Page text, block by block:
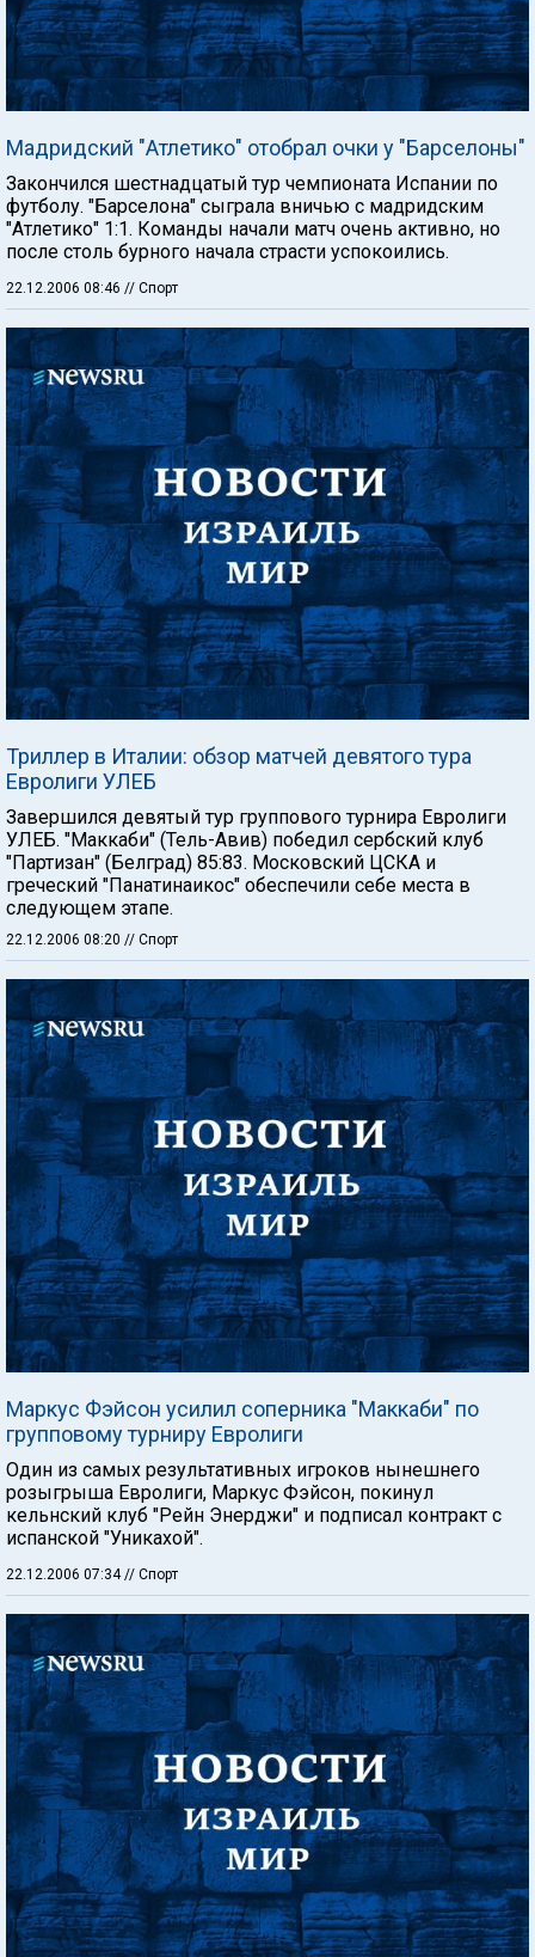
Мадридский "Атлетико" отобрал очки у "Барселоны"
Закончился шестнадцатый тур чемпионата Испании по
футболу. "Барселона" сыграла вничью с мадридским
"Атлетико" 1:1. Команды начали матч очень активно, но
после столь бурного начала страсти успокоились.
22.12.2006 08:46 // Спорт
Триллер в Италии: обзор матчей девятого тура
Евролиги УЛЕБ
Завершился девятый тур группового турнира Евролиги
УЛЕБ. "Маккаби" (Тель-Авив) победил сербский клуб
"Партизан" (Белград) 85:83. Московский ЦСКА и
греческий "Панатинаикос" обеспечили себе места в
следующем этапе.
22.12.2006 08:20 // Спорт
Маркус Фэйсон усилил соперника "Маккаби" по
групповому турниру Евролиги
Один из самых результативных игроков нынешнего
розыгрыша Евролиги, Маркус Фэйсон, покинул
кельнский клуб "Рейн Энерджи" и подписал контракт с
испанской "Уникахой".
22.12.2006 07:34 // Спорт